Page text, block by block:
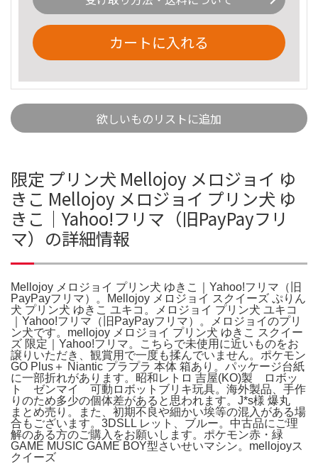
カートに入れる
欲しいものリストに追加
限定 プリン犬 Mellojoy メロジョイ ゆ
きこ Mellojoy メロジョイ プリン犬 ゆ
きこ｜Yahoo!フリマ（旧PayPayフリ
マ）の詳細情報
Mellojoy メロジョイ プリン犬 ゆきこ｜Yahoo!フリマ（旧
PayPayフリマ）。Mellojoy メロジョイ スクイーズ ぷりん
犬 プリン犬 ゆきこ ユキコ。メロジョイ プリン犬 ユキコ
｜Yahoo!フリマ（旧PayPayフリマ）。メロジョイのプリ
ン犬です。mellojoy メロジョイ プリン犬 ゆきこ スクイー
ズ 限定｜Yahoo!フリマ。こちらで未使用に近いものをお
譲りいただき、観賞用で一度も揉んでいません。ポケモン
GO Plus＋ Niantic プラプラ 本体 箱あり。パッケージ台紙
に一部折れがあります。昭和レトロ 吉屋(KO)製 ロボッ
ト ゼンマイ 可動ロボットブリキ玩具。海外製品、手作
りのため多少の個体差があると思われます。J*s様 爆丸
まとめ売り。また、初期不良や細かい埃等の混入がある場
合もございます。3DSLL レット、ブルー。中古品にご理
解のある方のご購入をお願いします。ポケモン赤・緑
GAME MUSIC GAME BOY型さいせいマシン。mellojoyス
クイーズ